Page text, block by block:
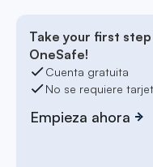
Take your first
OneSafe!
Cuenta gratuita
No se requiere
Empieza ahora